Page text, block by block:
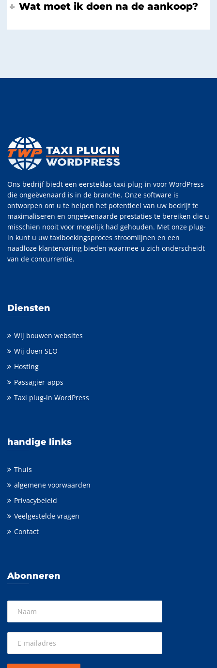
Wat moet ik doen na de aankoop?
Ons bedrijf biedt een eersteklas taxi-plug-in voor WordPress
die ongeëvenaard is in de branche. Onze software is
ontworpen om u te helpen het potentieel van uw bedrijf te
maximaliseren en ongeëvenaarde prestaties te bereiken die u
misschien nooit voor mogelijk had gehouden. Met onze plug-
in kunt u uw taxiboekingsproces stroomlijnen en een
naadloze klantervaring bieden waarmee u zich onderscheidt
van de concurrentie.
Diensten
Wij bouwen websites
Wij doen SEO
Hosting
Passagier-apps
Taxi plug-in WordPress
handige links
Thuis
algemene voorwaarden
Privacybeleid
Veelgestelde vragen
Contact
Abonneren